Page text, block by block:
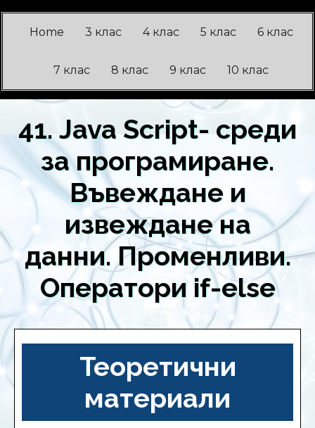
Home 3 клас 4 клас 5 клас 6 клас
7 клас 8 клас 9 клас 10 клас
41. Java Script- среди
за програмиране.
Въвеждане и
извеждане на
данни. Променливи.
Оператори if-else
Теоретични
материали